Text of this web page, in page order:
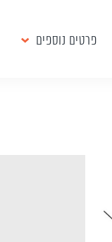
פרטים נוספים